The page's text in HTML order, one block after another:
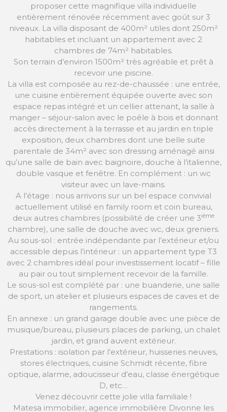
proposer cette magnifique villa individuelle
entièrement rénovée récemment avec goût sur 3
niveaux. La villa disposant de 400m² utiles dont 250m²
habitables et incluant un appartement avec 2
chambres de 74m² habitables.
Son terrain d’environ 1500m² très agréable et prêt à
recevoir une piscine.
La villa est composée au rez-de-chaussée : une entrée,
une cuisine entièrement équipée ouverte avec son
espace repas intégré et un cellier attenant, la salle à
manger – séjour-salon avec le poêle à bois et donnant
accès directement à la terrasse et au jardin en triple
exposition, deux chambres dont une belle suite
parentale de 34m² avec son dressing aménagé ainsi
qu’une salle de bain avec baignoire, douche à l’italienne,
double vasque et fenêtre. En complément : un wc
visiteur avec un lave-mains.
A l’étage : nous arrivons sur un bel espace convivial
actuellement utilisé en family room et coin bureau,
deux autres chambres (possibilité de créer une 3ième
chambre), une salle de douche avec wc, deux greniers.
Au sous-sol : entrée indépendante par l’extérieur et/ou
accessible depuis l’intérieur : un appartement type T3
avec 2 chambres idéal pour investissement locatif – fille
au pair ou tout simplement recevoir de la famille.
Le sous-sol est complété par : une buanderie, une salle
de sport, un atelier et plusieurs espaces de caves et de
rangements.
En annexe : un grand garage double avec une pièce de
musique/bureau, plusieurs places de parking, un chalet
jardin, et grand auvent extérieur.
Prestations : isolation par l’extérieur, huisseries neuves,
stores électriques, cuisine Schmidt récente, fibre
optique, alarme, adoucisseur d’eau, classe énergétique
D, etc…
Venez découvrir cette jolie villa familiale !
Matesa immobilier, agence immobilière Divonne les